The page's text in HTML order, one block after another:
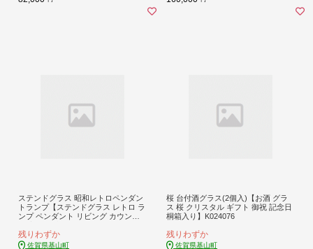
ステンドグラス 昭和レトロペンダン
トランプ【ステンドグラス レトロ ラ
ンプ ペンダント リビング カウンタ
日本製】K003103
残りわずか
佐賀県基山町
桜 台付酒グラス(2個入)【お酒 グラ
ス 桜 クリスタル ギフト 御祝 記念日
桐箱入り】K024076
残りわずか
佐賀県基山町